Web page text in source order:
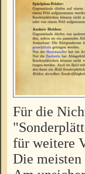
Für die
für weitere
Die meisten